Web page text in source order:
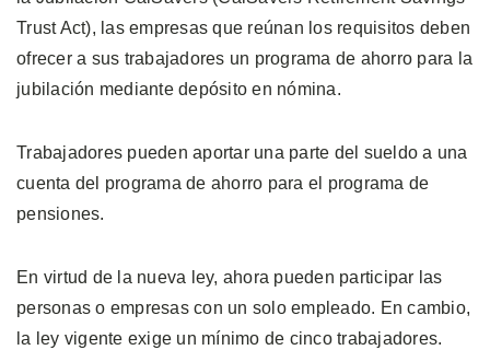
Trust Act), las empresas que reúnan los requisitos deben
ofrecer a sus trabajadores un programa de ahorro para la
jubilación mediante depósito en nómina.
Trabajadores pueden aportar una parte del sueldo a una
cuenta del programa de ahorro para el programa de
pensiones.
En virtud de la nueva ley, ahora pueden participar las
personas o empresas con un solo empleado. En cambio,
la ley vigente exige un mínimo de cinco trabajadores.